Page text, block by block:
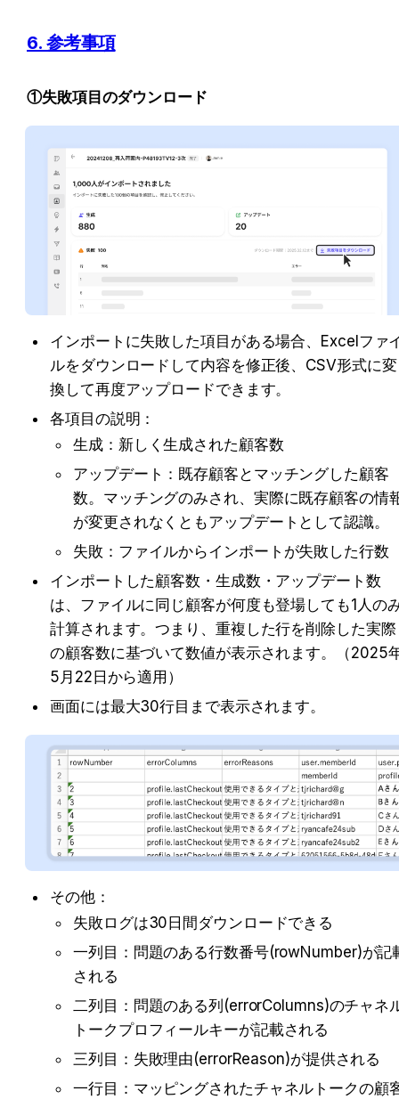
6. 参考事項
①失敗項目のダウンロード
インポートに失敗した項目がある場合、Excelファ
ルをダウンロードして内容を修正後、CSV形式に変
換して再度アップロードできます。
各項目の説明：
生成：新しく生成された顧客数
アップデート：既存顧客とマッチングした顧客
数。マッチングのみされ、実際に既存顧客の情
が変更されなくともアップデートとして認識。
失敗：ファイルからインポートが失敗した行数
インポートした顧客数・生成数・アップデート数
は、ファイルに同じ顧客が何度も登場しても1人の
計算されます。つまり、重複した行を削除した実際
の顧客数に基づいて数値が表示されます。（2025
5月22日から適用）
画面には最大30行目まで表示されます。
その他：
失敗ログは30日間ダウンロードできる
一列目：問題のある行数番号(rowNumber)が記
される
二列目：問題のある列(errorColumns)のチャネ
トークプロフィールキーが記載される
三列目：失敗理由(errorReason)が提供される
一行目：マッピングされたチャネルトークの顧